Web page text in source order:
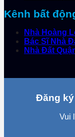
Kênh bất
Nhà Hoàng
Bác Sĩ Nhà
Nhà Đất
Đăng
Vui